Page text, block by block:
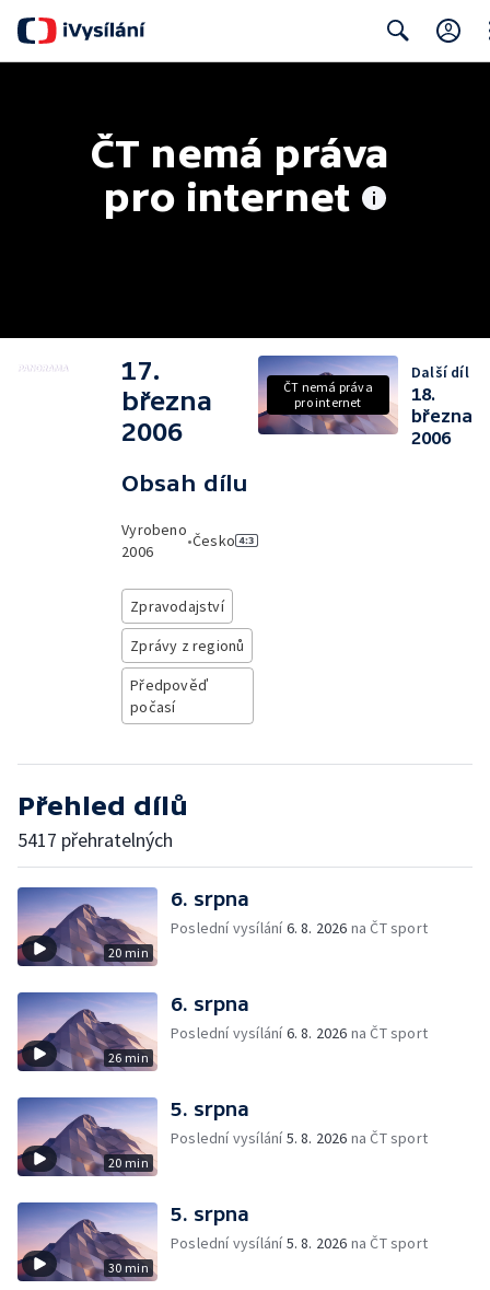
ČT nemá práva
pro internet
17.
března
2006
Obsah dílu
Vyrobeno
2006
•Česko
Zpravodajství
Zprávy z regionů
Předpověď
počasí
ČT nemá práva
pro internet
Další díl
18.
března
2006
Přehled dílů
5417 přehratelných
20 min
6. srpna
Poslední vysílání6. 8. 2026 na ČT sport
26 min
6. srpna
Poslední vysílání6. 8. 2026 na ČT sport
20 min
5. srpna
Poslední vysílání5. 8. 2026 na ČT sport
30 min
5. srpna
Poslední vysílání5. 8. 2026 na ČT sport